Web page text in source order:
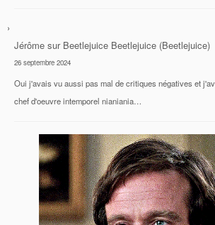
Jérôme sur Beetlejuice Beetlejuice (Beetlejuice)
26 septembre 2024
Oui j'avais vu aussi pas mal de critiques négatives et
chef d'oeuvre intemporel nianiania…